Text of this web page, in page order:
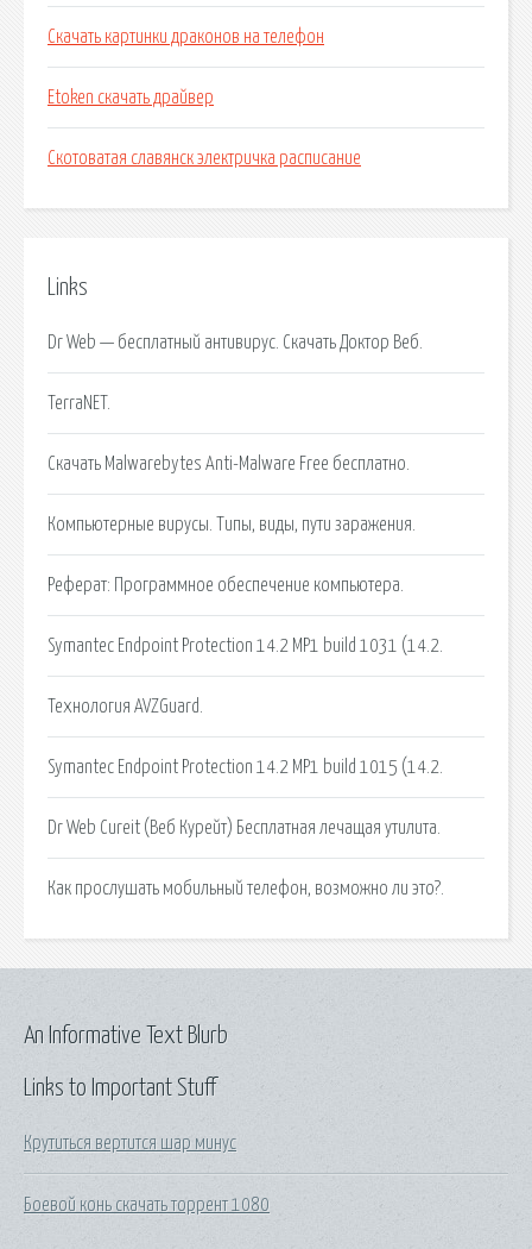
Скачать картинки драконов на телефон
Etoken скачать драйвер
Скотоватая славянск электричка расписание
Links
Dr Web — бесплатный антивирус. Скачать Доктор Веб.
TerraNET.
Скачать Malwarebytes Anti-Malware Free бесплатно.
Компьютерные вирусы. Типы, виды, пути заражения.
Реферат: Программное обеспечение компьютера.
Symantec Endpoint Protection 14.2 MP1 build 1031 (14.2.
Технология AVZGuard.
Symantec Endpoint Protection 14.2 MP1 build 1015 (14.2.
Dr Web Cureit (Веб Курейт) Бесплатная лечащая утилита.
Как прослушать мобильный телефон, возможно ли это?.
Links to Important Stuff
Крутиться вертится шар минус
Боевой конь скачать торрент 1080
An Informative Text Blurb